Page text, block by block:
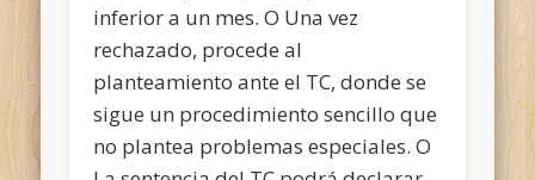
inferior a un mes. O Una vez
rechazado, procede al
planteamiento ante el TC, donde se
sigue un procedimiento sencillo que
no plantea problemas especiales. O